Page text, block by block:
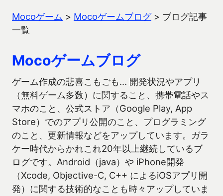
Mocoゲーム > Mocoゲームブログ> ブログ記事
一覧
Mocoゲームブログ
ゲーム作成の悲喜こもごも… 開発状況やアプリ
（無料ゲーム多数）に関すること、携帯電話やス
マホのこと、公式ストア（Google Play, App
Store）でのアプリ公開のこと、プログラミング
のこと、更新情報などをアップしています。ガラ
ケー時代からかれこれ20年以上継続しているブ
ログです。Android（java）や iPhone開発
（Xcode, Objective-C, C++ によるiOSアプリ開
発）に関する技術的なことも時々アップしていま